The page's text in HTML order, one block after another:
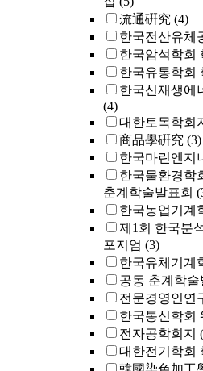
流通硏究 (4)
한국전산유체
한국암석학회
한국유통학회
한국신재생에
(4)
대한토목학회
商品學硏究 (3)
한국마린엔지
한국물환경학
춘계학술발표회
한국농업기계
제1회 한국분
포지엄 (3)
한국유체기계
공동 춘계학술
전문경영인연
한국통신학회
전자공학회지
대한전기학회